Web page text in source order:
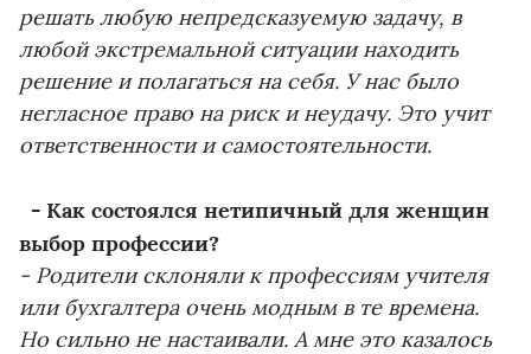
решать любую непредсказуемую задачу, в
любой экстремальной ситуации находить
решение и полагаться на себя. У нас было
негласное право на риск и неудачу. Это учит
ответственности и самостоятельности.
- Как состоялся нетипичный для женщин
выбор профессии?
- Родители склоняли к профессиям учителя
или бухгалтера очень модным в те времена.
Но сильно не настаивали. А мне это казалось